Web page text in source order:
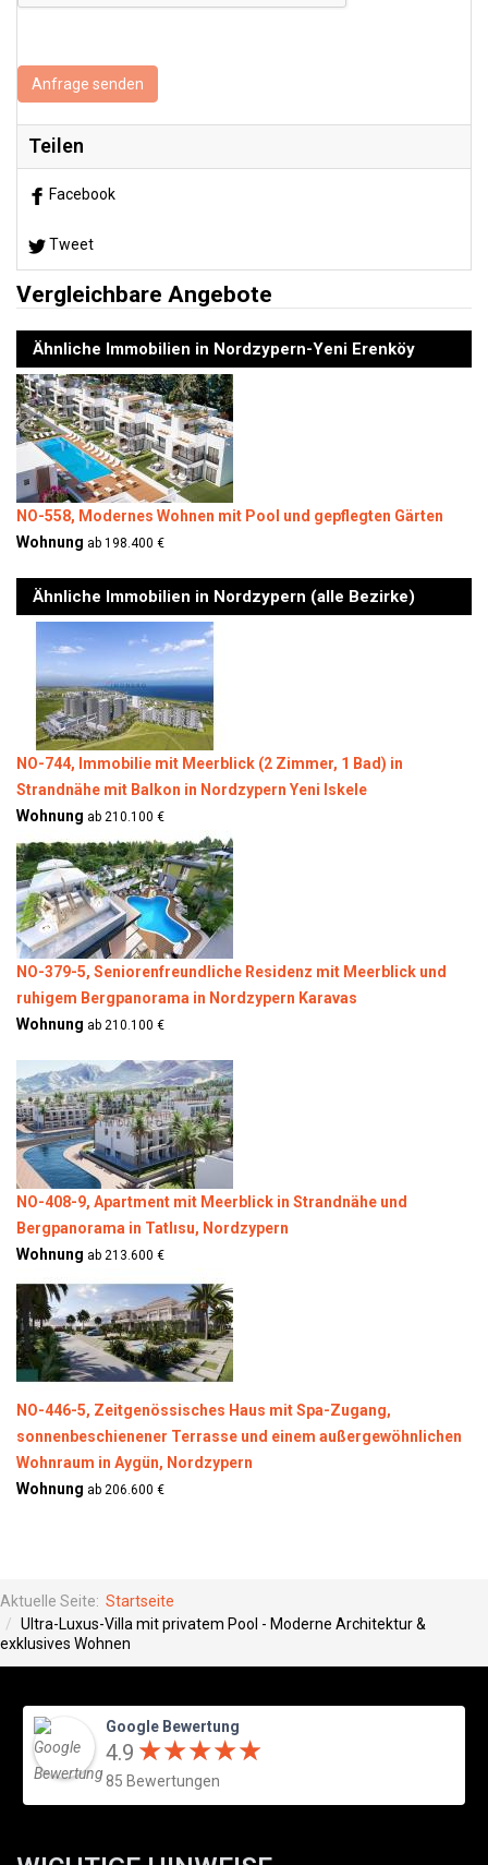
Anfrage senden
Teilen
Facebook
Tweet
Vergleichbare Angebote
Ähnliche Immobilien in Nordzypern-Yeni Erenköy
NO-558, Modernes Wohnen mit Pool und gepflegten Gärten
Wohnung ab 198.400 €
Ähnliche Immobilien in Nordzypern (alle Bezirke)
NO-744, Immobilie mit Meerblick (2 Zimmer, 1 Bad) in
Strandnähe mit Balkon in Nordzypern Yeni Iskele
Wohnung ab 210.100 €
NO-379-5, Seniorenfreundliche Residenz mit Meerblick und
ruhigem Bergpanorama in Nordzypern Karavas
Wohnung ab 210.100 €
NO-408-9, Apartment mit Meerblick in Strandnähe und
Bergpanorama in Tatlısu, Nordzypern
Wohnung ab 213.600 €
NO-446-5, Zeitgenössisches Haus mit Spa-Zugang,
sonnenbeschienener Terrasse und einem außergewöhnlichen
Wohnraum in Aygün, Nordzypern
Wohnung ab 206.600 €
Aktuelle Seite: Startseite
Ultra-Luxus-Villa mit privatem Pool - Moderne Architektur &
exklusives Wohnen
Google Bewertung
4.9 ★★★★★
★★★★★
85 Bewertungen